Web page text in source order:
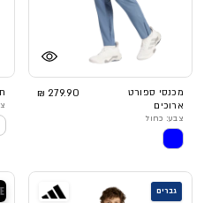
מכנסי ספורט
ארוכים
279.90 ₪
צבע: כחול
גברים